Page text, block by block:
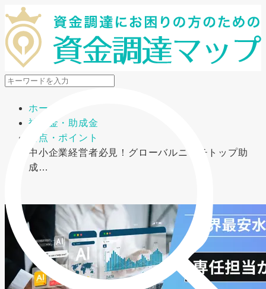
メニューを開閉
ホーム
補助金・助成金
要点・ポイント
中小企業経営者必見！グローバルニッチトップ助
成…